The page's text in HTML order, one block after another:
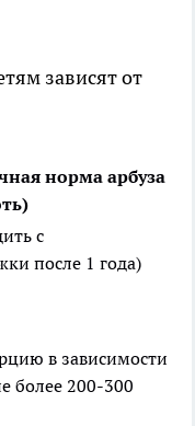
зависят от
норма арбуза
с
после 1 года)
в зависимости
более 200-300